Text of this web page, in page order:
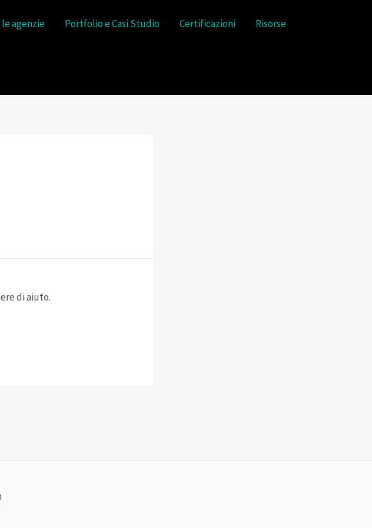
le agenzie Portfolio e Casi Studio Certificazioni Risorse
di aiuto.